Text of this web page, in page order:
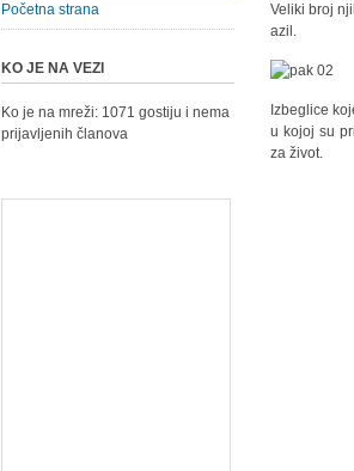
Veliki broj
azil.
Izbeglice
u kojoj su
za život.
Početna strana
KO JE NA VEZI
Ko je na mreži: 1071 gostiju i nema
prijavljenih članova